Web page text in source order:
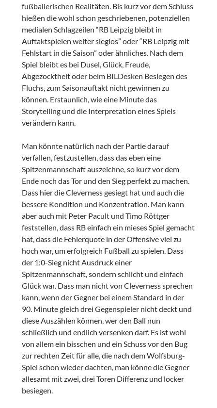
fußballerischen Realitäten. Bis kurz vor dem Schluss
hießen die wohl schon geschriebenen, potenziellen
medialen Schlagzeilen “RB Leipzig bleibt in
Auftaktspielen weiter sieglos” oder “RB Leipzig mit
Fehlstart in die Saison” oder ähnliches. Nach dem
Spiel bleibt es bei Dusel, Glück, Freude,
Abgezocktheit oder beim BILDesken Besiegen des
Fluchs, zum Saisonauftakt nicht gewinnen zu
können. Erstaunlich, wie eine Minute das
Storytelling und die Interpretation eines Spiels
verändern kann.
Man könnte natürlich nach der Partie darauf
verfallen, festzustellen, dass das eben eine
Spitzenmannschaft auszeichne, so kurz vor dem
Ende noch das Tor und den Sieg perfekt zu machen.
Dass hier die Cleverness gesiegt hat und auch die
bessere Kondition und Konzentration. Man kann
aber auch mit Peter Pacult und Timo Röttger
feststellen, dass RB einfach ein mieses Spiel gemacht
hat, dass die Fehlerquote in der Offensive viel zu
hoch war, um erfolgreich Fußball zu spielen. Dass
der 1:0-Sieg nicht Ausdruck einer
Spitzenmannschaft, sondern schlicht und einfach
Glück war. Dass man nicht von Cleverness sprechen
kann, wenn der Gegner bei einem Standard in der
90. Minute gleich drei Gegenspieler nicht deckt und
diese Auszählen können, wer den Ball nun
schließlich und endlich versenken darf. Es ist wohl
von allem ein bisschen und ein Schuss vor den Bug
zur rechten Zeit für alle, die nach dem Wolfsburg-
Spiel schon wieder dachten, man könne die Gegner
allesamt mit zwei, drei Toren Differenz und locker
besiegen.